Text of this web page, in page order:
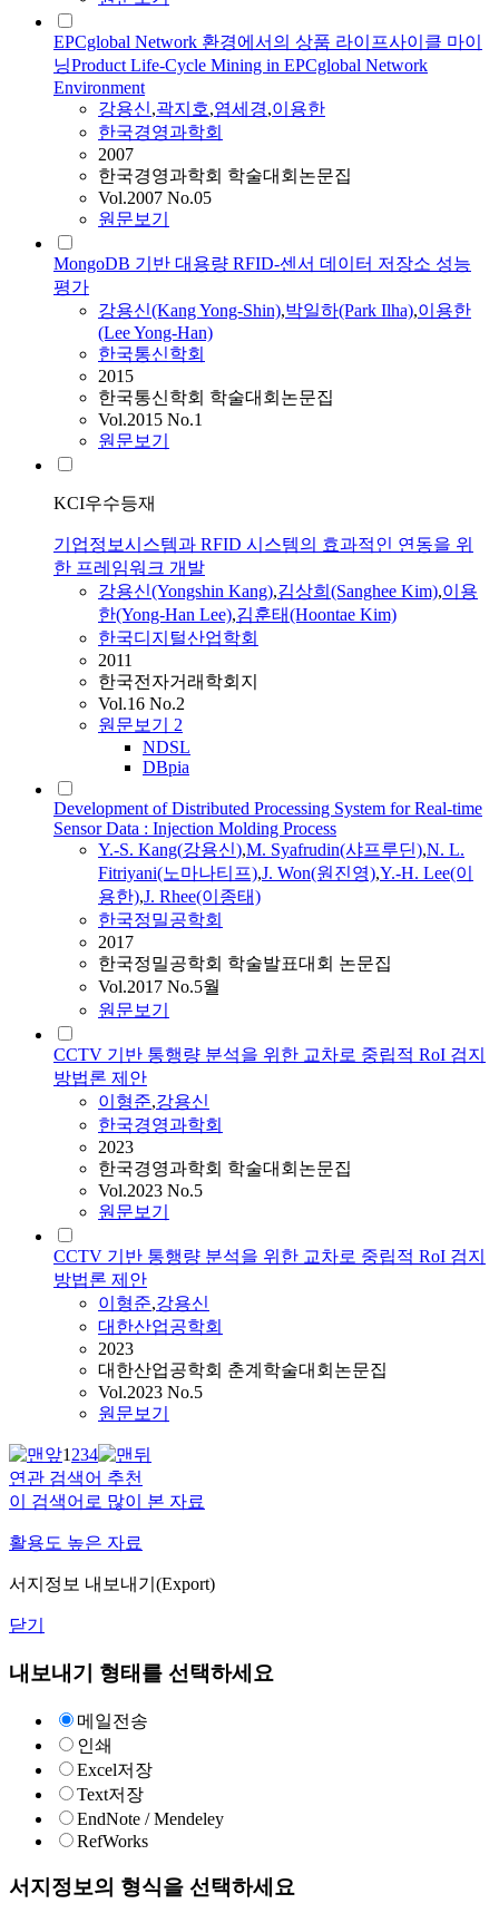
EPCglobal Network 환경에서의 상품 라이프사이클 마이
닝Product Life-Cycle Mining in EPCglobal Network
Environment
강용신,곽지호,염세경,이용한
한국경영과학회
2007
한국경영과학회 학술대회논문집
Vol.2007 No.05
원문보기
MongoDB 기반 대용량 RFID-센서 데이터 저장소 성능
평가
강용신(Kang Yong-Shin),박일하(Park Ilha),이용한
(Lee Yong-Han)
한국통신학회
2015
한국통신학회 학술대회논문집
Vol.2015 No.1
원문보기
KCI우수등재
기업정보시스템과 RFID 시스템의 효과적인 연동을 위
한 프레임워크 개발
강용신(Yongshin Kang),김상희(Sanghee Kim),이용
한(Yong-Han Lee),김훈태(Hoontae Kim)
한국디지털산업학회
2011
한국전자거래학회지
Vol.16 No.2
원문보기 2
NDSL
DBpia
Development of Distributed Processing System for Real-time
Sensor Data : Injection Molding Process
Y.-S. Kang(강용신),M. Syafrudin(샤프루딘),N. L.
Fitriyani(노마나티프),J. Won(원진영),Y.-H. Lee(이
용한),J. Rhee(이종태)
한국정밀공학회
2017
한국정밀공학회 학술발표대회 논문집
Vol.2017 No.5월
원문보기
CCTV 기반 통행량 분석을 위한 교차로 중립적 RoI 검지
방법론 제안
이형준,강용신
한국경영과학회
2023
한국경영과학회 학술대회논문집
Vol.2023 No.5
원문보기
CCTV 기반 통행량 분석을 위한 교차로 중립적 RoI 검지
방법론 제안
이형준,강용신
대한산업공학회
2023
대한산업공학회 춘계학술대회논문집
Vol.2023 No.5
원문보기
1234
연관 검색어 추천
이 검색어로 많이 본 자료
활용도 높은 자료
서지정보 내보내기(Export)
닫기
내보내기 형태를 선택하세요
메일전송
인쇄
Excel저장
Text저장
EndNote / Mendeley
RefWorks
서지정보의 형식을 선택하세요